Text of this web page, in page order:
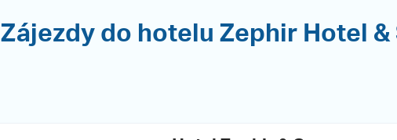
Zájezdy do hotelu Zephir Hotel &